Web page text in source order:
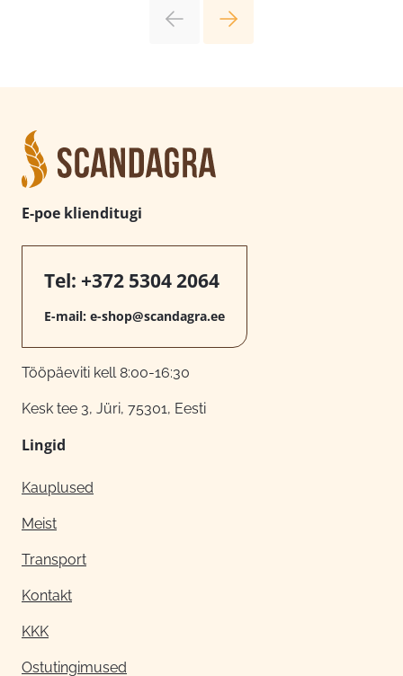
E-poe klienditugi
Tel: +372 5304 2064
E-mail: e-shop@scandagra.ee
Tööpäeviti kell 8:00-16:30
Kesk tee 3, Jüri, 75301, Eesti
Lingid
Kauplused
Meist
Transport
Kontakt
KKK
Ostutingimused